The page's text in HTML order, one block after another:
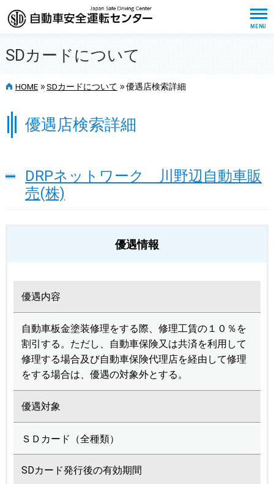
SDカードについて
HOME >> SDカードについて >> 優遇店検索詳細
優遇店検索詳細
DRPネットワーク 川野辺自動車販
売(株)
優遇情報
優遇内容
自動車板金塗装修理をする際、修理工賃の１０％を
割引する。ただし、自動車保険又は共済を利用して
修理する場合及び自動車保険代理店を経由して修理
をする場合は、優遇の対象外とする。
優遇対象
ＳＤカード（全種類）
SDカード発行後の有効期間